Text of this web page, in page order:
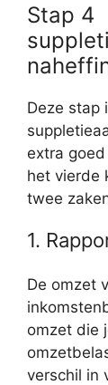
Stap 4
Deze stap
extra
het vierde
twee
1.
De omzet
omzet die
verschil in